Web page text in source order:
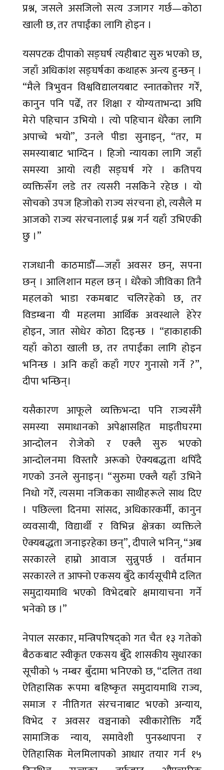
प्रश्न, जसले असजिलो सत्य उजागर गर्छ—कोठा
खाली छ, तर तपाईंका लागि होइन ।
यसपटक दीपाको सङ्घर्ष त्यहीबाट सुरु भएको छ,
जहाँ अधिकांश सङ्घर्षका कथाहरू अन्त्य हुन्छन् ।
“मैले त्रिभुवन विश्वविद्यालयबाट स्नातकोत्तर गरेँ,
कानुन पनि पढेँ, तर शिक्षा र योग्यताभन्दा अघि
मेरो पहिचान उभियो । त्यो पहिचान धेरैका लागि
अपाच्चे भयो”, उनले पीडा सुनाइन्, “तर, म
समस्याबाट भाग्दिन । हिजो न्यायका लागि जहाँ
समस्या आयो त्यही सङ्घर्ष गरे । कतिपय
व्यक्तिसँग लडे तर त्यसरी नसकिने रहेछ । यो
सोचको उपज हिजोको राज्य संरचना हो, त्यसैले म
आजको राज्य संरचनालाई प्रश्न गर्न यहाँ उभिएकी
छु ।”
राजधानी काठमाडौँ—जहाँ अवसर छन्, सपना
छन् । आलिशान महल छन् । धेरैको जीविका तिनै
महलको भाडा रकमबाट चलिरहेको छ, तर
विडम्बना यी महलमा आर्थिक अवस्थाले हेरेर
होइन, जात सोधेर कोठा दिइन्छ । “हाकाहाकी
यहाँ कोठा खाली छ, तर तपाईंका लागि होइन
भनिन्छ । अनि कहाँ कहाँ गएर गुनासो गर्ने ?”,
दीपा भन्छिन्।
यसैकारण आफूले व्यक्तिभन्दा पनि राज्यसँगै
समस्या समाधानको अपेक्षासहित माइतीघरमा
आन्दोलन रोजेको र एक्लै सुरु भएको
आन्दोलनमा विस्तारै अरूको ऐक्यबद्धता थपिँदै
गएको उनले सुनाइन्। “सुरुमा एक्लै यहाँ उभिने
निधो गरेँ, त्यसमा नजिकका साथीहरूले साथ दिए
। पछिल्ला दिनमा सांसद, अधिकारकर्मी, कानुन
व्यवसायी, विद्यार्थी र विभिन्न क्षेत्रका व्यक्तिले
ऐक्यबद्धता जनाइरहेका छन्”, दीपाले भनिन्, “अब
सरकारले हाम्रो आवाज सुन्नुपर्छ । वर्तमान
सरकारले त आफ्नो एकसय बुँदे कार्यसूचीमै दलित
समुदायमाथि भएको विभेदबारे क्षमायाचना गर्ने
भनेको छ ।”
नेपाल सरकार, मन्त्रिपरिषद्को गत चैत १३ गतेको
बैठकबाट स्वीकृत एकसय बुँदे शासकीय सुधारका
सूचीको ५ नम्बर बुँदामा भनिएको छ, “दलित तथा
ऐतिहासिक रूपमा बहिष्कृत समुदायमाथि राज्य,
समाज र नीतिगत संरचनाबाट भएको अन्याय,
विभेद र अवसर वञ्चनाको स्वीकारोक्ति गर्दै
सामाजिक न्याय, समावेशी पुनस्र्थापना र
ऐतिहासिक मेलमिलापको आधार तयार गर्न १५